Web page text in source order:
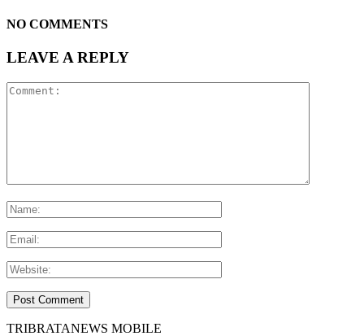
NO COMMENTS
LEAVE A REPLY
TRIBRATANEWS MOBILE